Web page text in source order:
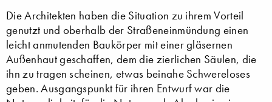
Die Architekten haben die Situation zu ihrem Vorteil
genutzt und oberhalb der Straßeneinmündung einen
leicht anmutenden Baukörper mit einer gläsernen
Außenhaut geschaffen, dem die zierlichen Säulen, die
ihn zu tragen scheinen, etwas beinahe Schwereloses
geben. Ausgangspunkt für ihren Entwurf war die